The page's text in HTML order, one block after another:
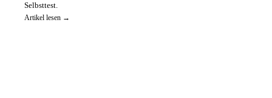
Selbsttest.
Artikel lesen →